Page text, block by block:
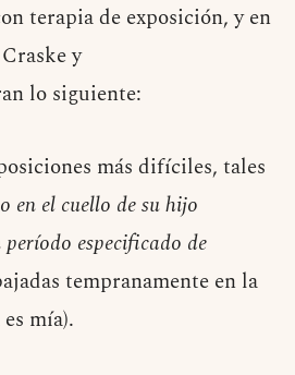
terapia de exposición, y en
y
lo siguiente:
más difíciles, tales
en el cuello de su hijo
especificado de
tempranamente en la
mía).